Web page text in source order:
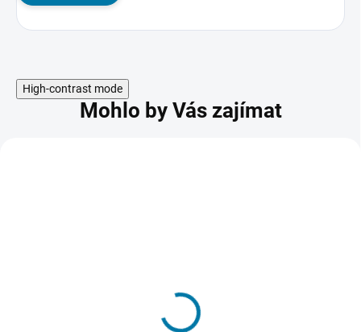
High-contrast mode
Mohlo by Vás zajímat